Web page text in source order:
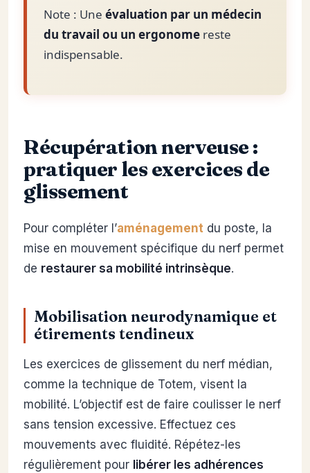
Note : Une évaluation par un médecin
du travail ou un ergonome reste
indispensable.
Récupération nerveuse :
pratiquer les exercices de
glissement
Pour compléter l’aménagement du poste, la
mise en mouvement spécifique du nerf permet
de restaurer sa mobilité intrinsèque.
Mobilisation neurodynamique et
étirements tendineux
Les exercices de glissement du nerf médian,
comme la technique de Totem, visent la
mobilité. L’objectif est de faire coulisser le nerf
sans tension excessive. Effectuez ces
mouvements avec fluidité. Répétez-les
régulièrement pour libérer les adhérences